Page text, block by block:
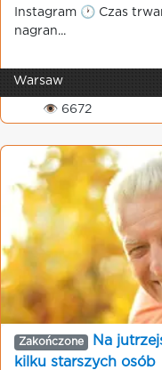
Instagram 🕐 Czas
nagran...
Warsaw
👁 6672
Zakończone
Na
kilku starszych osób